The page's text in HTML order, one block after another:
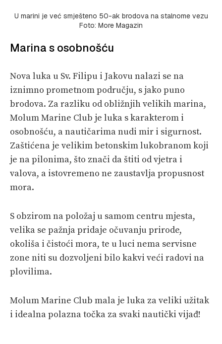
U marini je već smješteno 50-ak brodova na stalnome vezu
Foto: More Magazin
Marina s osobnošću
Nova luka u Sv. Filipu i Jakovu nalazi se na
iznimno prometnom području, s jako puno
brodova. Za razliku od obližnjih velikih marina,
Molum Marine Club je luka s karakterom i
osobnošću, a nautičarima nudi mir i sigurnost.
Zaštićena je velikim betonskim lukobranom koji
je na pilonima, što znači da štiti od vjetra i
valova, a istovremeno ne zaustavlja propusnost
mora.
S obzirom na položaj u samom centru mjesta,
velika se pažnja pridaje očuvanju prirode,
okoliša i čistoći mora, te u luci nema servisne
zone niti su dozvoljeni bilo kakvi veći radovi na
plovilima.
Molum Marine Club mala je luka za veliki užitak
i idealna polazna točka za svaki nautički vijađ!